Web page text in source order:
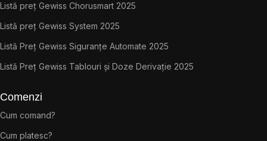
Listă preț Gewiss Chorusmart 2025
Listă preț Gewiss System 2025
Listă Preț Gewiss Siguranțe Automate 2025
Listă Preț Gewiss Tablouri și Doze Derivație 2025
Comenzi
Cum comand?
Cum platesc?